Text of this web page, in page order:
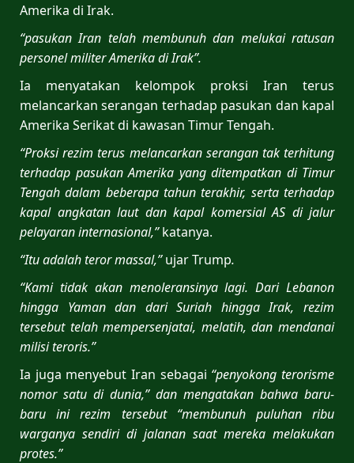
Amerika di Irak.
“pasukan Iran telah membunuh dan melukai ratusan
personel militer Amerika di Irak”.
Ia menyatakan kelompok proksi Iran terus
melancarkan serangan terhadap pasukan dan kapal
Amerika Serikat di kawasan Timur Tengah.
“Proksi rezim terus melancarkan serangan tak terhitung
terhadap pasukan Amerika yang ditempatkan di Timur
Tengah dalam beberapa tahun terakhir, serta terhadap
kapal angkatan laut dan kapal komersial AS di jalur
pelayaran internasional,”katanya.
“Itu adalah teror massal,”ujar Trump.
“Kami tidak akan menoleransinya lagi. Dari Lebanon
hingga Yaman dan dari Suriah hingga Irak, rezim
tersebut telah mempersenjatai, melatih, dan mendanai
milisi teroris.”
Ia juga menyebut Iran sebagai “penyokong terorisme
nomor satu di dunia,” dan mengatakan bahwa baru-
baru ini rezim tersebut “membunuh puluhan ribu
warganya sendiri di jalanan saat mereka melakukan
protes.”